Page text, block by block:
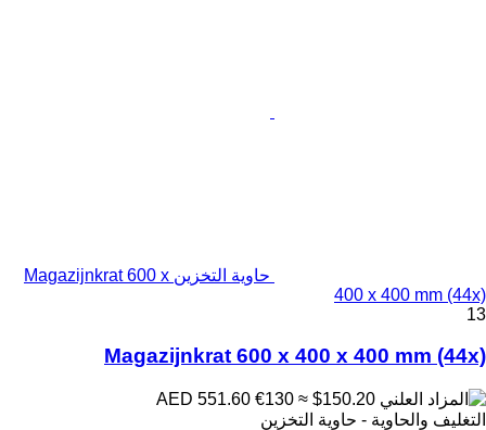
حاوية التخزين Magazijnkrat 600 x
400 x 400 mm (44x)
13
Magazijnkrat 600 x 400 x 400 mm (44x)
€130 ≈ $150.20
التغليف والحاوية - حاوية التخزين